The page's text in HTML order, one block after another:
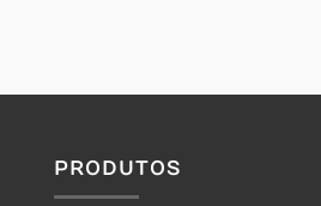
PRODUTOS